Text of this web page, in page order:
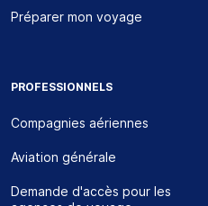
Préparer mon voyage
PROFESSIONNELS
Compagnies aériennes
Aviation générale
Demande d'accès pour les